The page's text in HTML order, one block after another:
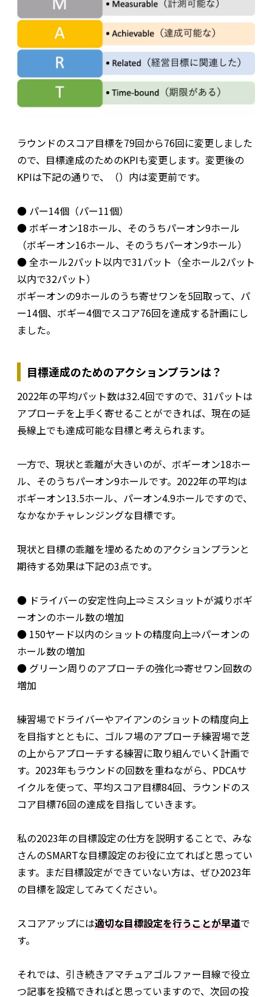
ラウンドのスコア目標を79回から76回に変更しました
ので、目標達成のためのKPIも変更します。変更後の
KPIは下記の通りで、（）内は変更前です。
● パー14個（パー11個）
● ボギーオン18ホール、そのうちパーオン9ホール
（ボギーオン16ホール、そのうちパーオン9ホール）
● 全ホール2パット以内で31パット（全ホール2パット
以内で32パット）
ボギーオンの9ホールのうち寄せワンを5回取って、パ
ー14個、ボギー4個でスコア76回を達成する計画にし
ました。
目標達成のためのアクションプランは？
2022年の平均パット数は32.4回ですので、31パットは
アプローチを上手く寄せることができれば、現在の延
長線上でも達成可能な目標と考えられます。
一方で、現状と乖離が大きいのが、ボギーオン18ホー
ル、そのうちパーオン9ホールです。2022年の平均は
ボギーオン13.5ホール、パーオン4.9ホールですので、
なかなかチャレンジングな目標です。
現状と目標の乖離を埋めるためのアクションプランと
期待する効果は下記の3点です。
● ドライバーの安定性向上⇒ミスショットが減りボギ
ーオンのホール数の増加
● 150ヤード以内のショットの精度向上⇒パーオンの
ホール数の増加
● グリーン周りのアプローチの強化⇒寄せワン回数の
増加
練習場でドライバーやアイアンのショットの精度向上
を目指すとともに、ゴルフ場のアプローチ練習場で芝
の上からアプローチする練習に取り組んでいく計画で
す。2023年もラウンドの回数を重ねながら、PDCAサ
イクルを使って、平均スコア目標84回、ラウンドのス
コア目標76回の達成を目指していきます。
私の2023年の目標設定の仕方を説明することで、みな
さんのSMARTな目標設定のお役に立てればと思ってい
ます。まだ目標設定ができていない方は、ぜひ2023年
の目標を設定してみてください。
スコアアップには適切な目標設定を行うことが早道で
す。
それでは、引き続きアマチュアゴルファー目線で役立
つ記事を投稿できればと思っていますので、次回の投